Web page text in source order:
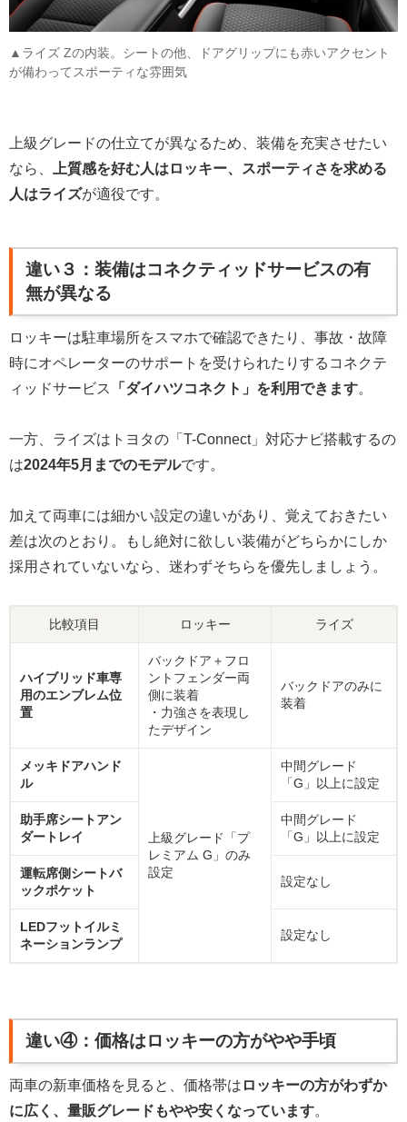
▲ライズ Zの内装。シートの他、ドアグリップにも赤いアクセント
が備わってスポーティな雰囲気
上級グレードの仕立てが異なるため、装備を充実させたい
なら、
上質感を好む人はロッキー、スポーティさを求める
人はライズが適役です。
違い３：装備はコネクティッドサービスの有
無が異なる
ロッキーは駐車場所をスマホで確認できたり、事故・故障
時にオペレーターのサポートを受けられたりするコネクテ
ィッドサービス
「ダイハツコネクト」を利用できます。
一方、ライズはトヨタの「T-Connect」対応ナビ搭載するの
は2024年5月までのモデルです。
加えて両車には細かい設定の違いがあり、覚えておきたい
差は次のとおり。もし絶対に欲しい装備がどちらかにしか
採用されていないなら、迷わずそちらを優先しましょう。
比較項目 ロッキー ライズ
ハイブリッド車専
用のエンブレム位
置
バックドア＋フロ
ントフェンダー両
側に装着
・力強さを表現し
たデザイン
バックドアのみに
装着
メッキドアハンド
ル
上級グレード「プ
レミアム G」のみ
設定
中間グレード
「G」以上に設定
助手席シートアン
ダートレイ
中間グレード
「G」以上に設定
運転席側シートバ
ックポケット
設定なし
LEDフットイルミ
ネーションランプ
設定なし
違い④：価格はロッキーの方がやや手頃
両車の新車価格を見ると、価格帯は ロッキーの方がわずか
に広く、量販グレードもやや安くなっています。